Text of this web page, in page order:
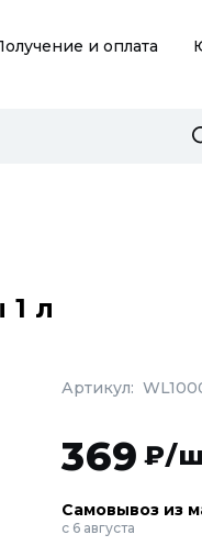
и оплата
1 л
Артикул:
369 ₽/
Самовывоз из
с 6 августа